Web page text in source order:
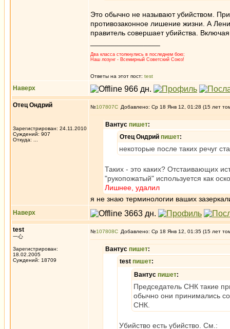
Это обычно не называют убийством.
противозаконное лишение жизни. А
правитель совершает убийства.
Два класса столкнулись в последнем бою;
Наш лозунг - Всемирный Советский Союз!
Ответы на этот пост: test
Наверх
Отец Ондрий
Зарегистрирован: 24.11.2010
Суждений: 907
Откуда: ...
№107807 Добавлено: Ср 18 Янв 12, 01:28 (15 лет
Вантус пишет:
Отец Ондрий пишет:
некоторые после таких речуг
Таких - это каких? Отстаивающих
"рукопожатый" используется как
Лишнее, удалил
я не знаю терминологии ваших
Наверх
test
一心
Зарегистрирован:
18.02.2005
Суждений: 18709
№107808 Добавлено: Ср 18 Янв 12, 01:35 (15 лет
Вантус пишет:
test пишет:
Вантус пишет:
Председатель СНК такие
обычно они принимались
СНК.
Убийство есть убийство. См.: